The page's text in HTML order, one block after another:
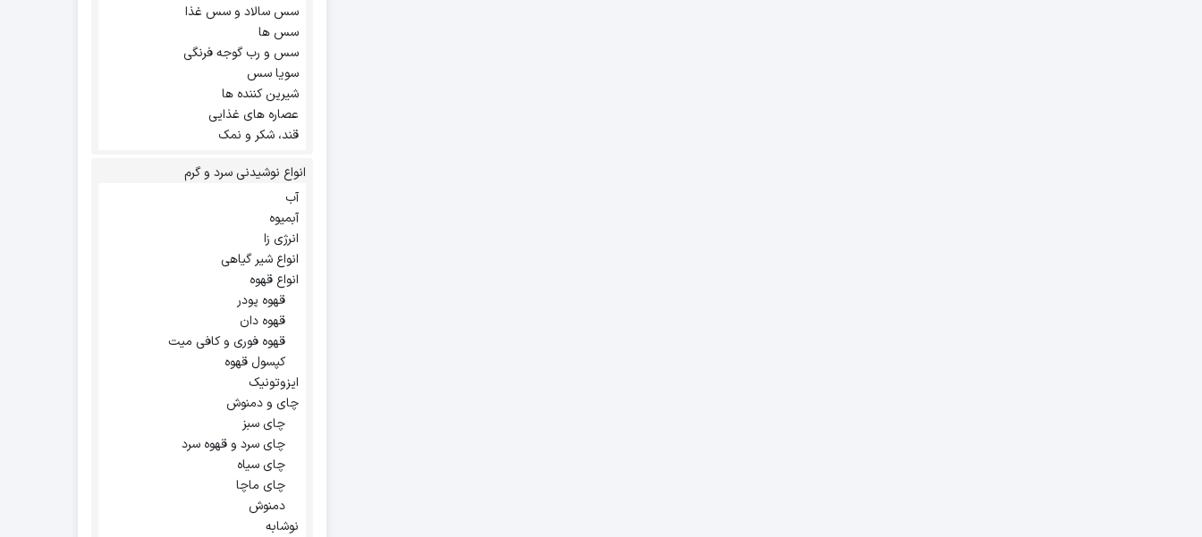
سس سالاد و سس غذا
سس ها
سس و رب گوجه فرنگی
سویا سس
شیرین کننده ها
عصاره های غذایی
قند، شکر و نمک
انواع نوشیدنی سرد و گرم
آب
آبمیوه
انرژی زا
انواع شیر گیاهی
انواع قهوه
قهوه پودر
قهوه دان
قهوه فوری و کافی میت
کپسول قهوه
ایزوتونیک
چای و دمنوش
چای سبز
چای سرد و قهوه سرد
چای سیاه
چای ماچا
دمنوش
نوشابه